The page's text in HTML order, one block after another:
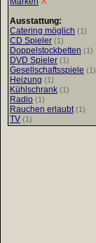
Ausstattung:
Catering möglich (1)
CD Spieler (1)
Doppelstockbetten (1)
DVD Spieler (1)
Gesellschaftsspiele (1)
Heizung (1)
Kühlschrank (1)
Radio (1)
Rauchen erlaubt (1)
TV (1)